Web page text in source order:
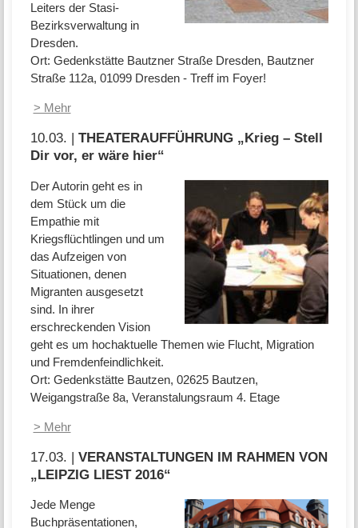
Leiters der Stasi-
Bezirksverwaltung in
Dresden.
Ort: Gedenkstätte Bautzner Straße Dresden, Bautzner
Straße 112a, 01099 Dresden - Treff im Foyer!
> Mehr
10.03. | THEATERAUFFÜHRUNG „Krieg – Stell
Dir vor, er wäre hier“
Der Autorin geht es in
dem Stück um die
Empathie mit
Kriegsflüchtlingen und um
das Aufzeigen von
Situationen, denen
Migranten ausgesetzt
sind. In ihrer
erschreckenden Vision
geht es um hochaktuelle Themen wie Flucht, Migration
und Fremdenfeindlichkeit.
Ort: Gedenkstätte Bautzen, 02625 Bautzen,
Weigangstraße 8a, Veranstalungsraum 4. Etage
> Mehr
17.03. | VERANSTALTUNGEN IM RAHMEN VON
„LEIPZIG LIEST 2016“
Jede Menge
Buchpräsentationen,